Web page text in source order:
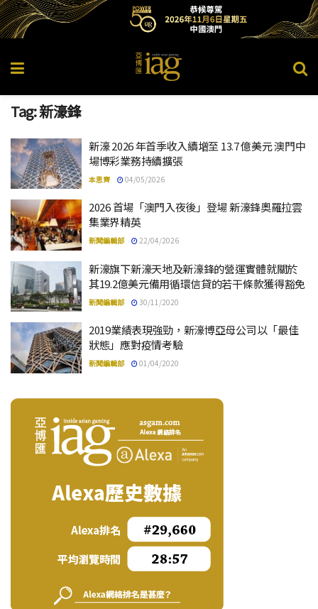
Tag:新濠鋒
新濠 2026 年首季收入續增至 13.7 億美元 澳門中
場博彩業務持續擴張
本思齊 04/05/2026
2026 首場「澳門入夜後」登場 新濠鋒奧羅拉雲
集業界精英
新聞編輯部 22/04/2026
新濠旗下新濠天地及新濠鋒的營運實體就關於
其19.2億美元備用循環信貸的若干條款獲得豁免
新聞編輯部 30/11/2020
2019業績表現強勁，新濠博亞母公司以「最佳
狀態」應對疫情考驗
新聞編輯部 01/04/2020